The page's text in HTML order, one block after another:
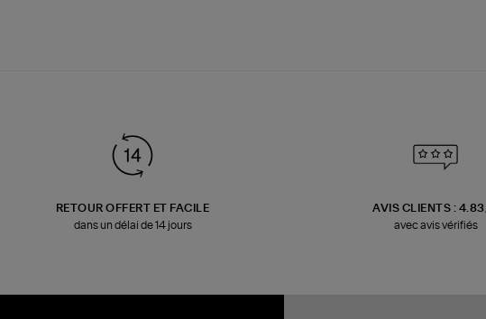
RETOUR OFFERT ET FACILE
dans un délai de 14 jours
AVIS CLIENTS :
avec avis vérifiés